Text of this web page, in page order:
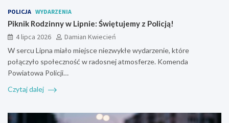
POLICJA WYDARZENIA
Piknik Rodzinny w Lipnie: Świętujemy z Policją!
4 lipca 2026
Damian Kwiecień
W sercu Lipna miało miejsce niezwykłe wydarzenie, które
połączyło społeczność w radosnej atmosferze. Komenda
Powiatowa Policji…
Czytaj dalej